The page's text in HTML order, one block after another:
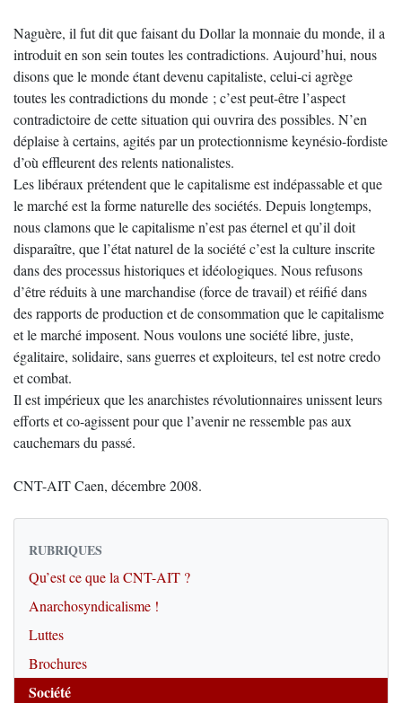
Naguère, il fut dit que faisant du Dollar la monnaie du monde, il a
introduit en son sein toutes les contradictions. Aujourd’hui, nous
disons que le monde étant devenu capitaliste, celui-ci agrège
toutes les contradictions du monde ; c’est peut-être l’aspect
contradictoire de cette situation qui ouvrira des possibles. N’en
déplaise à certains, agités par un protectionnisme keynésio-fordiste
d’où effleurent des relents nationalistes.
Les libéraux prétendent que le capitalisme est indépassable et que
le marché est la forme naturelle des sociétés. Depuis longtemps,
nous clamons que le capitalisme n’est pas éternel et qu’il doit
disparaître, que l’état naturel de la société c’est la culture inscrite
dans des processus historiques et idéologiques. Nous refusons
d’être réduits à une marchandise (force de travail) et réifié dans
des rapports de production et de consommation que le capitalisme
et le marché imposent. Nous voulons une société libre, juste,
égalitaire, solidaire, sans guerres et exploiteurs, tel est notre credo
et combat.
Il est impérieux que les anarchistes révolutionnaires unissent leurs
efforts et co-agissent pour que l’avenir ne ressemble pas aux
cauchemars du passé.
CNT-AIT Caen, décembre 2008.
RUBRIQUES
Qu’est ce que la CNT-AIT ?
Anarchosyndicalisme !
Luttes
Brochures
Société